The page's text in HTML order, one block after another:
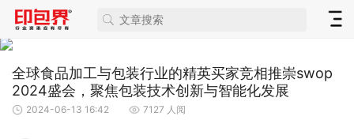
全球食品加工与包装行业的精英买家竞相推崇swop
2024盛会，聚焦包装技术创新与智能化发展
2024-06-13 16:42 7127 人阅